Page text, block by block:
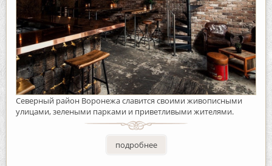
Северный район Воронежа славится своими живописными
улицами, зелеными парками и приветливыми жителями.
подробнее